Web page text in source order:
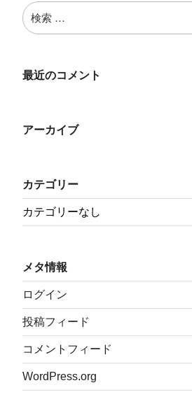
ン
検
索:
最近のコメント
アーカイブ
カテゴリー
カテゴリーなし
メタ情報
ログイン
投稿フィード
コメントフィード
WordPress.org